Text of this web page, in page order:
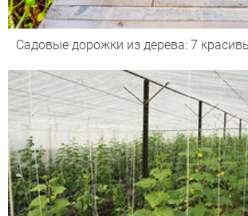
Садовые дорожки из дерева: 7